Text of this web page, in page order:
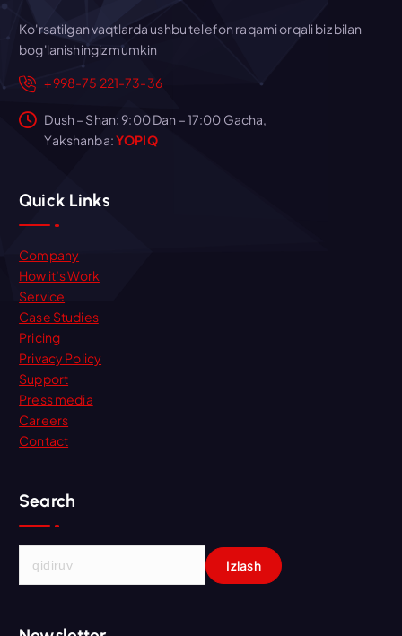
Ko'rsatilgan vaqtlarda ushbu telefon raqami orqali biz bilan
bog'lanishingiz mumkin
+998-75 221-73-36
Dush – Shan: 9:00 Dan – 17:00 Gacha,
Yakshanba:YOPIQ
Quick Links
Company
How it’s Work
Service
Case Studies
Pricing
Privacy Policy
Support
Press media
Careers
Contact
Search